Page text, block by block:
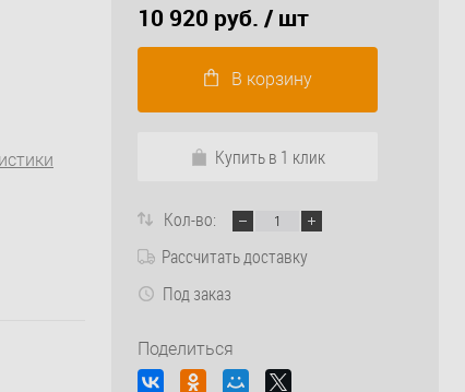
10 920 руб. / шт
В корзину
Купить в 1 клик
Кол-во:
Рассчитать доставку
Под заказ
Поделиться